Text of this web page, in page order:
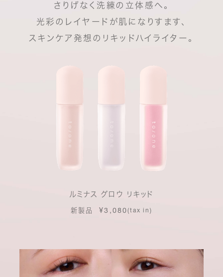
さりげなく洗練の立体感へ。
光彩のレイヤードが肌になりすます、
スキンケア発想のリキッドハイライター。
ルミナス グロウ リキッド
新製品 ¥3,080(tax in)